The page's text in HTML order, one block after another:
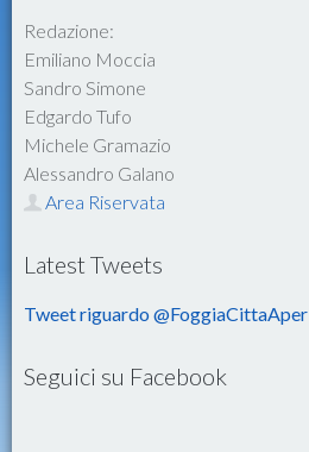
Redazione:
Emiliano Moccia
Sandro Simone
Edgardo Tufo
Michele Gramazio
Alessandro Galano
Area Riservata
Latest Tweets
Tweet riguardo @FoggiaCittaAper
Seguici su Facebook